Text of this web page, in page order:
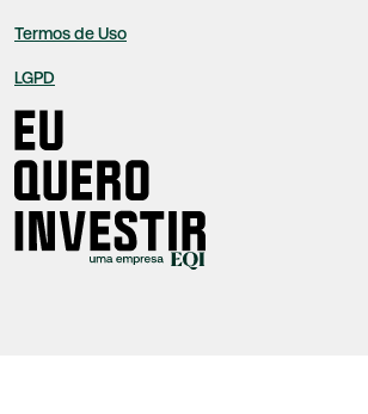
Termos de Uso
LGPD